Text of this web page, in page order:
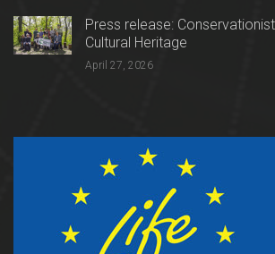
Press release:
Cultural Heritage
April 27, 2026